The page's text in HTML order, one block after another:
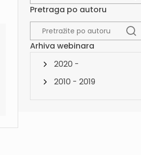
Pretraga po autoru
Arhiva webinara
2020 -
2010 - 2019